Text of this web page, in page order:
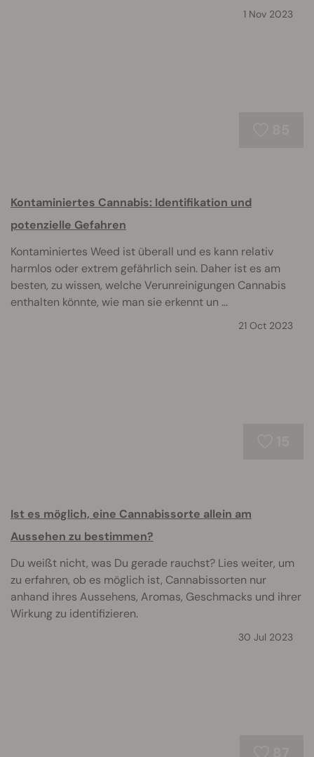
1 Nov 2023
Kontaminiertes Cannabis: Identifikation und
potenzielle Gefahren
Kontaminiertes Weed ist überall und es kann relativ
harmlos oder extrem gefährlich sein. Daher ist es am
besten, zu wissen, welche Verunreinigungen Cannabis
enthalten könnte, wie man sie erkennt un ...
21 Oct 2023
Ist es möglich, eine Cannabissorte allein am
Aussehen zu bestimmen?
Du weißt nicht, was Du gerade rauchst? Lies weiter, um
zu erfahren, ob es möglich ist, Cannabissorten nur
anhand ihres Aussehens, Aromas, Geschmacks und ihrer
Wirkung zu identifizieren.
30 Jul 2023